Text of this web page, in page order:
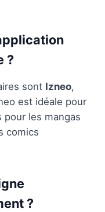
?
sont Izneo,
est idéale pour
pour les mangas
comics
?